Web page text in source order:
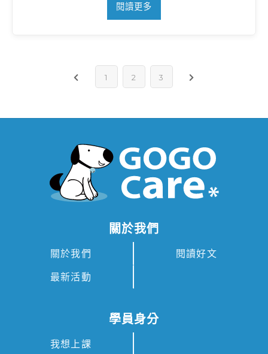
閱讀更多
1 2 3
關於我們
關於我們 閱讀好文
最新活動
學員身分
我想上課